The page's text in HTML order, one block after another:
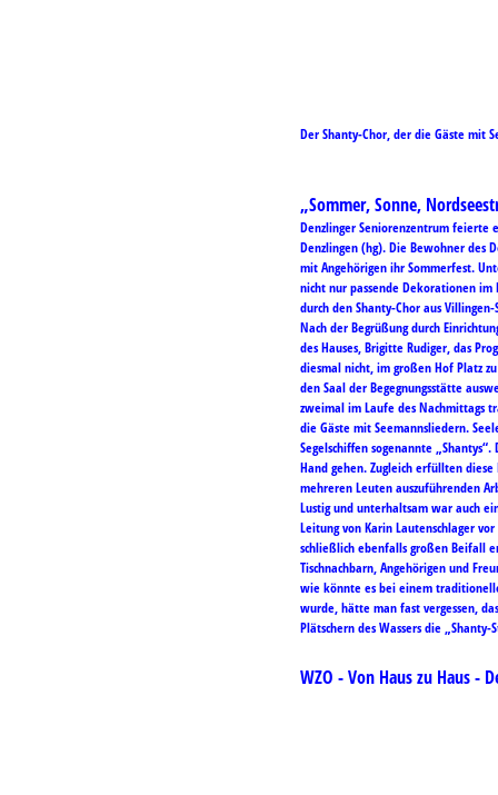
Der Shanty-Chor, der die Gäste mit
„Sommer, Sonne,
Denzlinger Seniorenzentrum feierte
Denzlingen (hg). Die Bewohner des
mit Angehörigen ihr Sommerfest.
nicht nur passende Dekorationen im
durch den Shanty-Chor aus
Nach der Begrüßung durch
des Hauses, Brigitte Rudiger, das
diesmal nicht, im großen Hof Platz
den Saal der Begegnungsstätte
zweimal im Laufe des Nachmittags
die Gäste mit Seemannsliedern.
Segelschiffen sogenannte
Hand gehen. Zugleich erfüllten
mehreren Leuten auszuführenden
Lustig und unterhaltsam war auch
Leitung von Karin Lautenschlager
schließlich ebenfalls großen Beifall
Tischnachbarn, Angehörigen und
wie könnte es bei einem
wurde, hätte man fast vergessen,
Plätschern des Wassers die
WZO - Von Haus zu